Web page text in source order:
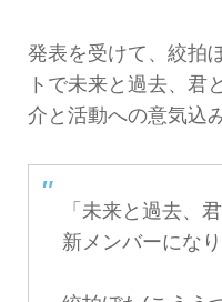
発表を受けて、絞拍
トで未来と過去、君
介と活動への意気込
「未来と過去、
新メンバーになり